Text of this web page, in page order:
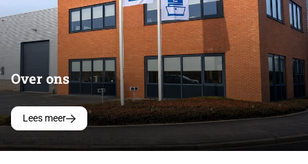
Over ons
Lees meer